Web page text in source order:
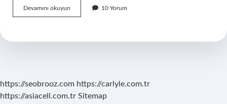
Devamını okuyun
cümleler
?
10 Yorum
https://seobrooz.com https://carlyle.com.tr
https://asiacell.com.tr Sitemap